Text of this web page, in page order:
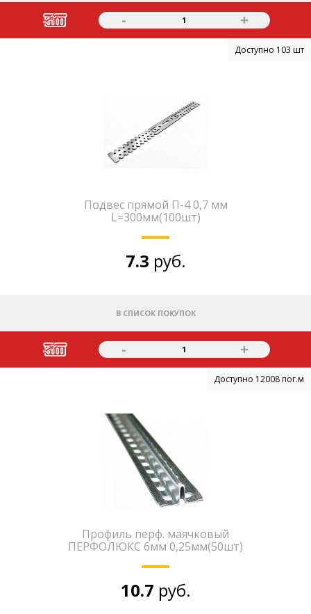
- 1 +
Доступно 103 шт
Подвес прямой П-4 0,7 мм
L=300мм(100шт)
7.3 руб.
В СПИСОК ПОКУПОК
- 1 +
Доступно 12008 пог.м
Профиль перф. маячковый
ПЕРФОЛЮКС 6мм 0,25мм(50шт)
10.7 руб.